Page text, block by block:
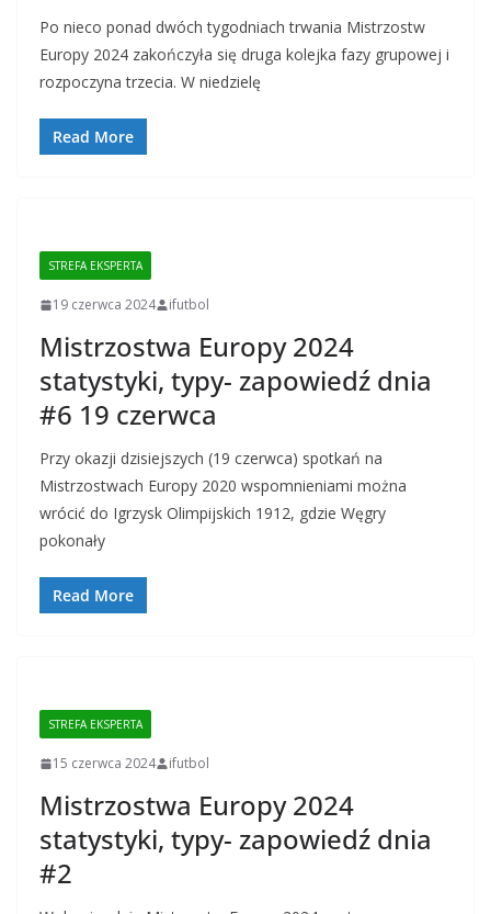
Po nieco ponad dwóch tygodniach trwania Mistrzostw
Europy 2024 zakończyła się druga kolejka fazy grupowej i
rozpoczyna trzecia. W niedzielę
Read More
STREFA EKSPERTA
19 czerwca 2024 ifutbol
Mistrzostwa Europy 2024
statystyki, typy- zapowiedź dnia
#6 19 czerwca
Przy okazji dzisiejszych (19 czerwca) spotkań na
Mistrzostwach Europy 2020 wspomnieniami można
wrócić do Igrzysk Olimpijskich 1912, gdzie Węgry
pokonały
Read More
STREFA EKSPERTA
15 czerwca 2024 ifutbol
Mistrzostwa Europy 2024
statystyki, typy- zapowiedź dnia
#2